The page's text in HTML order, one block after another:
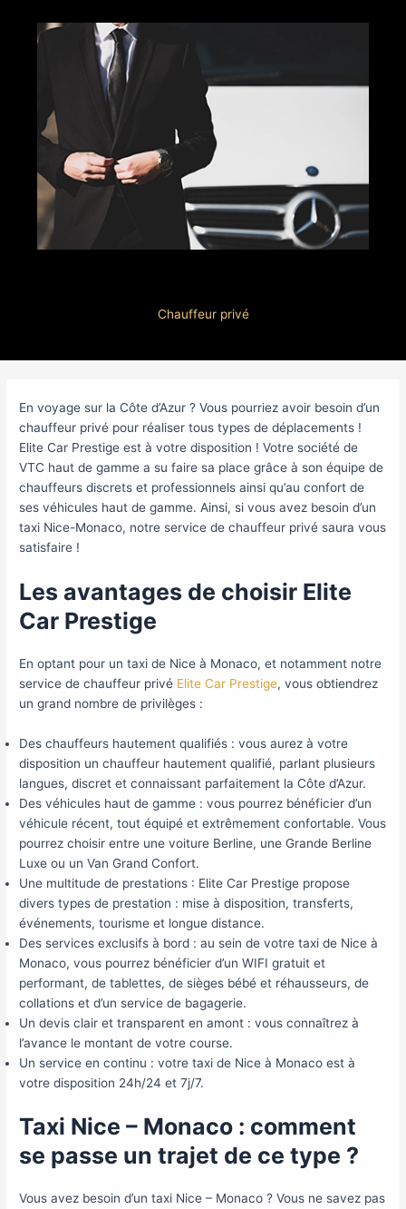
Chauffeur privé
En voyage sur la Côte d’Azur ? Vous pourriez avoir besoin d’un
chauffeur privé pour réaliser tous types de déplacements !
Elite Car Prestige est à votre disposition ! Votre société de
VTC haut de gamme a su faire sa place grâce à son équipe de
chauffeurs discrets et professionnels ainsi qu’au confort de
ses véhicules haut de gamme. Ainsi, si vous avez besoin d’un
taxi Nice-Monaco, notre service de chauffeur privé saura vous
satisfaire !
Les avantages de choisir Elite
Car Prestige
En optant pour un taxi de Nice à Monaco, et notamment notre
service de chauffeur privé Elite Car Prestige, vous obtiendrez
un grand nombre de privilèges :
Des chauffeurs hautement qualifiés : vous aurez à votre
disposition un chauffeur hautement qualifié, parlant plusieurs
langues, discret et connaissant parfaitement la Côte d’Azur.
Des véhicules haut de gamme : vous pourrez bénéficier d’un
véhicule récent, tout équipé et extrêmement confortable. Vous
pourrez choisir entre une voiture Berline, une Grande Berline
Luxe ou un Van Grand Confort.
Une multitude de prestations : Elite Car Prestige propose
divers types de prestation : mise à disposition, transferts,
événements, tourisme et longue distance.
Des services exclusifs à bord : au sein de votre taxi de Nice à
Monaco, vous pourrez bénéficier d’un WIFI gratuit et
performant, de tablettes, de sièges bébé et réhausseurs, de
collations et d’un service de bagagerie.
Un devis clair et transparent en amont : vous connaîtrez à
l’avance le montant de votre course.
Un service en continu : votre taxi de Nice à Monaco est à
votre disposition 24h/24 et 7j/7.
Taxi Nice – Monaco : comment
se passe un trajet de ce type ?
Vous avez besoin d’un taxi Nice – Monaco ? Vous ne savez pas
articles